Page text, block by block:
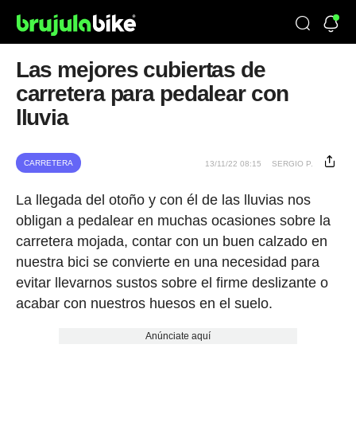
Las mejores cubiertas de
carretera para pedalear con
lluvia
CARRETERA 13/11/22 08:15 SERGIO P.
La llegada del otoño y con él de las lluvias nos
obligan a pedalear en muchas ocasiones sobre la
carretera mojada, contar con un buen calzado en
nuestra bici se convierte en una necesidad para
evitar llevarnos sustos sobre el firme deslizante o
acabar con nuestros huesos en el suelo.
Anúnciate aquí